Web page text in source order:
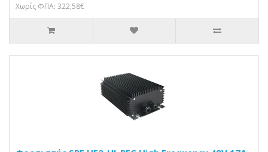
Χωρίς ΦΠΑ: 322,58€